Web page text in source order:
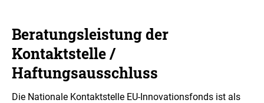
Beratungsleistung der
Kontaktstelle /
Haftungsausschluss
Die Nationale Kontaktstelle EU-Innovationsfonds ist als